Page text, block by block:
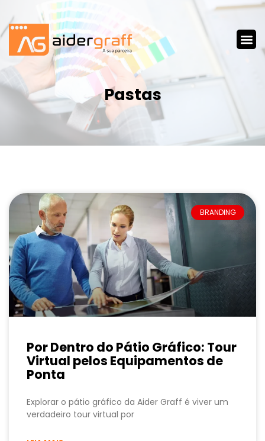
Pastas
BRANDING
Por Dentro do Pátio Gráfico: Tour
Virtual pelos Equipamentos de
Ponta
Explorar o pátio gráfico da Aider Graff é viver um
verdadeiro tour virtual por